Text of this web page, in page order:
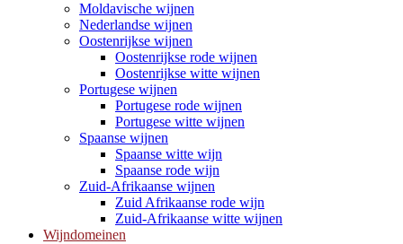
Moldavische wijnen
Nederlandse wijnen
Oostenrijkse wijnen
Oostenrijkse rode wijnen
Oostenrijkse witte wijnen
Portugese wijnen
Portugese rode wijnen
Portugese witte wijnen
Spaanse wijnen
Spaanse witte wijn
Spaanse rode wijn
Zuid-Afrikaanse wijnen
Zuid Afrikaanse rode wijn
Zuid-Afrikaanse witte wijnen
Wijndomeinen